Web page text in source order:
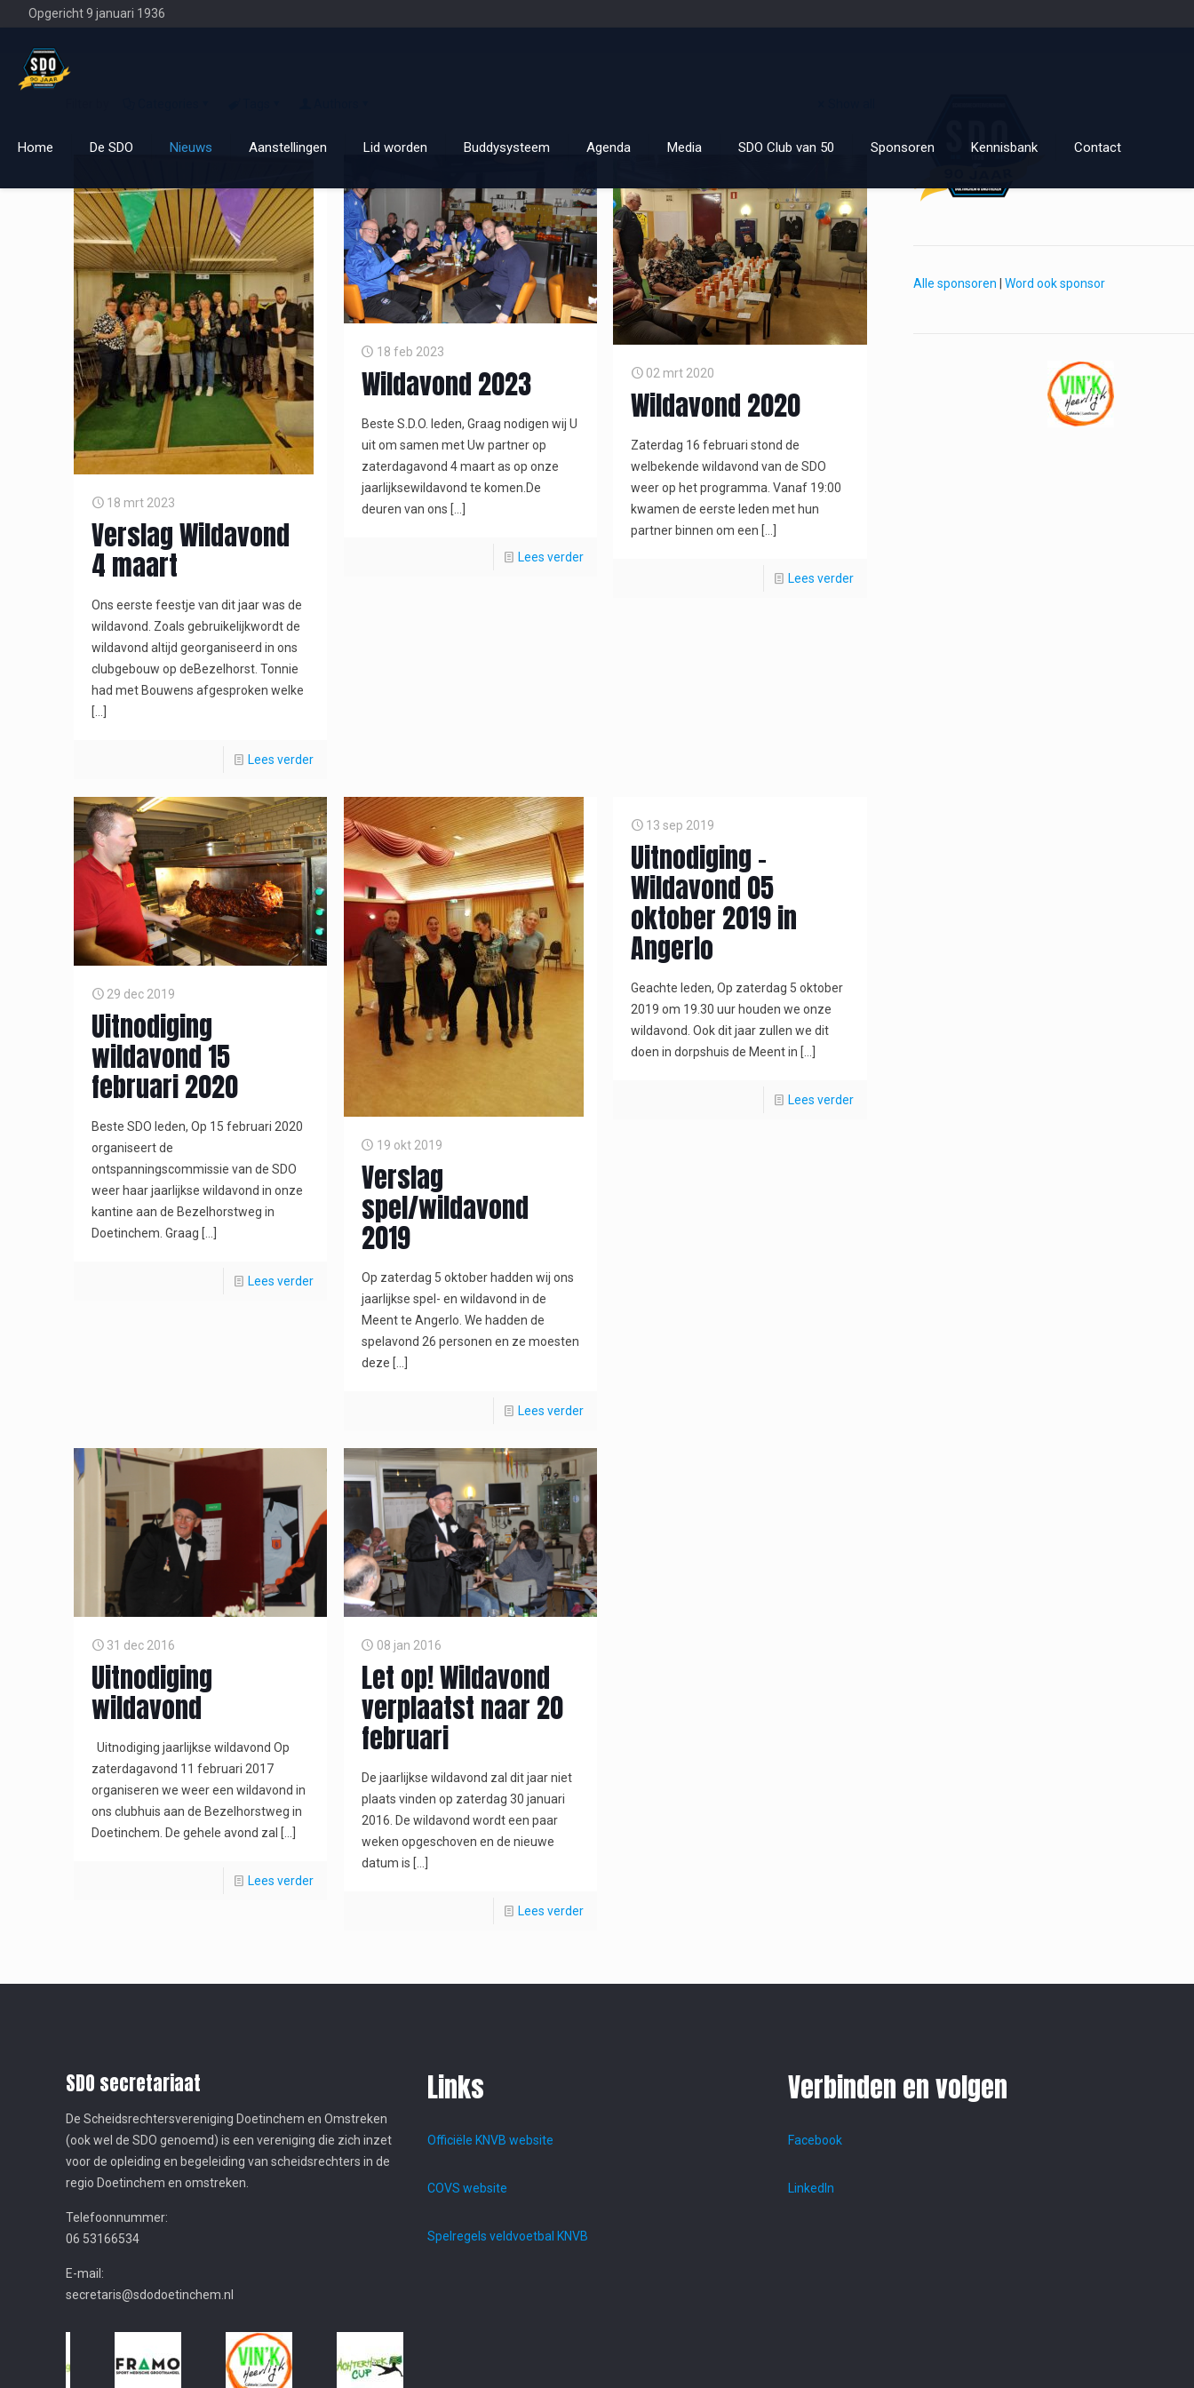
Opgericht 9 januari 1936
Home De SDO Nieuws Aanstellingen Lid worden Buddysysteem Agenda Media SDO Club van 50 Sponsoren Kennisbank Contact
18 mrt 2023
Verslag Wildavond
4 maart
Ons eerste feestje van dit jaar was de
wildavond. Zoals gebruikelijkwordt de
wildavond altijd georganiseerd in ons
clubgebouw op deBezelhorst. Tonnie
had met Bouwens afgesproken welke
[…]
Lees verder
18 feb 2023
Wildavond 2023
Beste S.D.O. leden, Graag nodigen wij U
uit om samen met Uw partner op
zaterdagavond 4 maart as op onze
jaarlijksewildavond te komen.De
deuren van ons […]
Lees verder
02 mrt 2020
Wildavond 2020
Zaterdag 16 februari stond de
welbekende wildavond van de SDO
weer op het programma. Vanaf 19:00
kwamen de eerste leden met hun
partner binnen om een […]
Lees verder
29 dec 2019
Uitnodiging
wildavond 15
februari 2020
Beste SDO leden, Op 15 februari 2020
organiseert de
ontspanningscommissie van de SDO
weer haar jaarlijkse wildavond in onze
kantine aan de Bezelhorstweg in
Doetinchem. Graag […]
Lees verder
19 okt 2019
Verslag
spel/wildavond
2019
Op zaterdag 5 oktober hadden wij ons
jaarlijkse spel- en wildavond in de
Meent te Angerlo. We hadden de
spelavond 26 personen en ze moesten
deze […]
Lees verder
13 sep 2019
Uitnodiging –
Wildavond 05
oktober 2019 in
Angerlo
Geachte leden, Op zaterdag 5 oktober
2019 om 19.30 uur houden we onze
wildavond. Ook dit jaar zullen we dit
doen in dorpshuis de Meent in […]
Lees verder
31 dec 2016
Uitnodiging
wildavond
Uitnodiging jaarlijkse wildavond Op
zaterdagavond 11 februari 2017
organiseren we weer een wildavond in
ons clubhuis aan de Bezelhorstweg in
Doetinchem. De gehele avond zal […]
Lees verder
08 jan 2016
Let op! Wildavond
verplaatst naar 20
februari
De jaarlijkse wildavond zal dit jaar niet
plaats vinden op zaterdag 30 januari
2016. De wildavond wordt een paar
weken opgeschoven en de nieuwe
datum is […]
Lees verder
Alle sponsoren Word ook sponsor
SDO secretariaat
De Scheidsrechtersvereniging Doetinchem en Omstreken
(ook wel de SDO genoemd) is een vereniging die zich inzet
voor de opleiding en begeleiding van scheidsrechters in de
regio Doetinchem en omstreken.
Telefoonnummer:
06 53166534
E-mail:
secretaris@sdodoetinchem.nl
Links
Officiële KNVB website
COVS website
Spelregels veldvoetbal KNVB
Verbinden en volgen
Facebook
LinkedIn